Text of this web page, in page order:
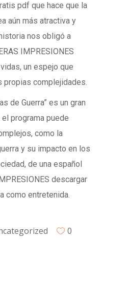
pdf que hace que la
aún más atractiva y
nos obligó a
IMPRESIONES
un espejo que
propias complejidades.
de Guerra” es un gran
programa puede
como la
y su impacto en los
de una español
descargar
como entretenida.
0